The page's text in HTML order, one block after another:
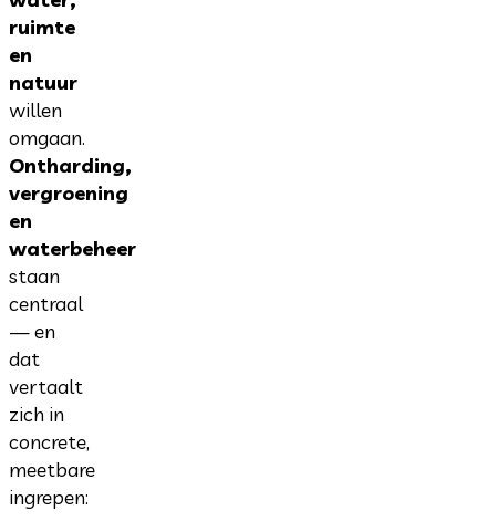
ruimte
en
natuur
willen
omgaan.
Ontharding,
vergroening
en
waterbeheer
staan
centraal
— en
dat
vertaalt
zich in
concrete,
meetbare
ingrepen: